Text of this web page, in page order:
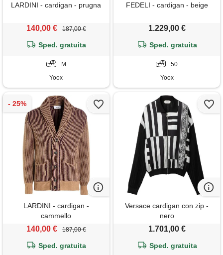
LARDINI - cardigan - prugna
140,00 € 187,00 €
Sped. gratuita
M
Yoox
FEDELI - cardigan - beige
1.229,00 €
Sped. gratuita
50
Yoox
LARDINI - cardigan -
cammello
140,00 € 187,00 €
Sped. gratuita
Versace cardigan con zip -
nero
1.701,00 €
Sped. gratuita